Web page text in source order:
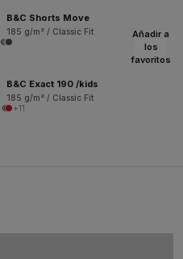
B&C Shorts Move
185 g/m² / Classic Fit
Añadir a
los
favoritos
B&C Exact 190 /kids
185 g/m² / Classic Fit
+11